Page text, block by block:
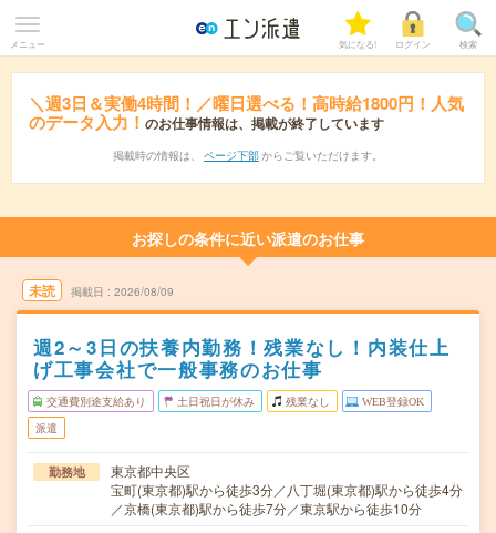
メニュー 気になる! ログイン 検索
＼週3日＆実働4時間！／曜日選べる！高時給1800円！人気
のデータ入力！ のお仕事情報は、掲載が終了しています
掲載時の情報は、 ページ下部 からご覧いただけます。
お探しの条件に近い派遣のお仕事
未読 掲載日 2026/08/09
週2～3日の扶養内勤務！残業なし！内装仕上
げ工事会社で一般事務のお仕事
交通費別途支給あり 土日祝日が休み 残業なし WEB登録OK
派遣
勤務地
東京都中央区
宝町(東京都)駅から徒歩3分／八丁堀(東京都)駅から徒歩4分
／京橋(東京都)駅から徒歩7分／東京駅から徒歩10分